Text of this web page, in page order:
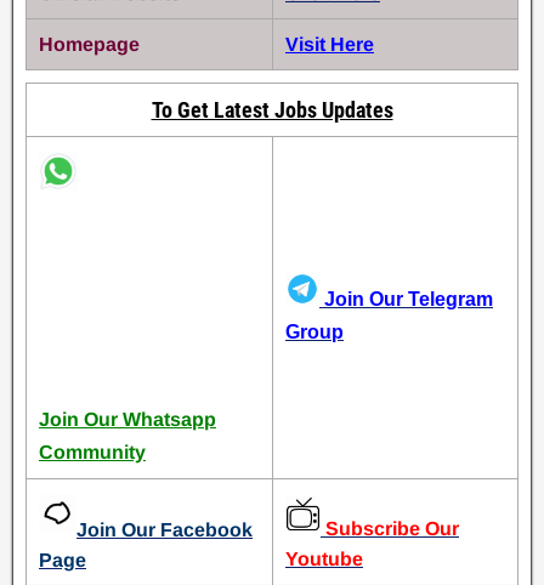
Homepage Visit Here
To Get Latest Jobs Updates
Join Our Whatsapp
Community
Join Our Telegram
Group
Join Our Facebook
Page
Subscribe Our
Youtube